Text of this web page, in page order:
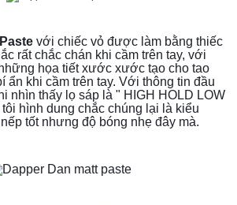
với chiếc vỏ được làm bằng thiếc
rất chắc chán khi cầm trên tay, với
họa tiết xước xước tạo cho tao
ẩn khi cầm trên tay. Với thông tin đầu
nhìn thấy lọ sáp là " HIGH HOLD LOW
hình dung chắc chúng lại là kiểu
tốt nhưng độ bóng nhẹ đây mà.